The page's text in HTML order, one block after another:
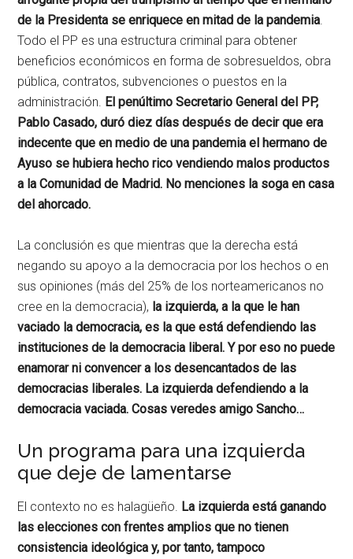
de la Presidenta se enriquece en mitad de la pandemia
Todo el PP es una estructura criminal para obtener
beneficios económicos en forma de sobresueldos, obra
pública, contratos, subvenciones o puestos en la
administración. El penúltimo Secretario General del PP,
Pablo Casado, duró diez días después de decir que era
indecente que en medio de una pandemia el hermano de
Ayuso se hubiera hecho rico vendiendo malos productos
a la Comunidad de Madrid. No menciones la soga en casa
del ahorcado.
La conclusión es que mientras que la derecha está
negando su apoyo a la democracia por los hechos o en
sus opiniones (más del 25% de los norteamericanos no
cree en la democracia), la izquierda, a la que le han
vaciado la democracia, es la que está defendiendo las
instituciones de la democracia liberal. Y por eso no puede
enamorar ni convencer a los desencantados de las
democracias liberales. La izquierda defendiendo a la
democracia vaciada. Cosas veredes amigo Sancho…
Un programa para una izquierda
que deje de lamentarse
El contexto no es halagüeño. La izquierda está ganando
las elecciones con frentes amplios que no tienen
consistencia ideológica y, por tanto, tampoco